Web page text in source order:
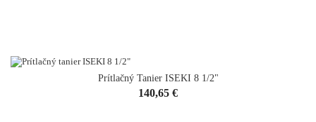
Prítlačný Tanier ISEKI 8 1/2"
Cena
140,65 €